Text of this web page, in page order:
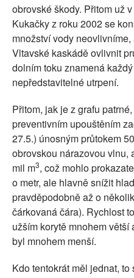
obrovské škody. Přitom už
Kukačky z roku 2002 se
množství vody
Vltavské kaskádě ovlivnit
dolním toku znamená
nepředstavitelné utrpení.
Přitom, jak je z grafu
preventivním upouštěním
27.5.) únosným průtokem
obrovskou nárazovou vlnu,
mil m3, což mohlo
o metr, ale hlavně snížit
pravděpodobně až o
čárkovaná čára). Rychlost
užším korytě mnohem
byl mnohem menší.
Kdo tentokrát měl jednat,